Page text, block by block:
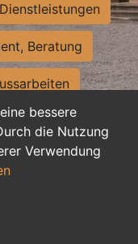
bessere
die Nutzung
Verwendung
Beratung